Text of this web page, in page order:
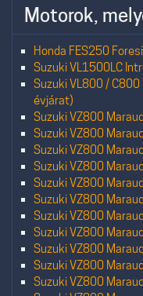
Motorok,
Honda FES250
Suzuki VL1500LC
Suzuki VL800 / C800
évjárat)
Suzuki VZ800
Suzuki VZ800
Suzuki VZ800
Suzuki VZ800
Suzuki VZ800
Suzuki VZ800
Suzuki VZ800
Suzuki VZ800
Suzuki VZ800
Suzuki VZ800
Suzuki VZ800